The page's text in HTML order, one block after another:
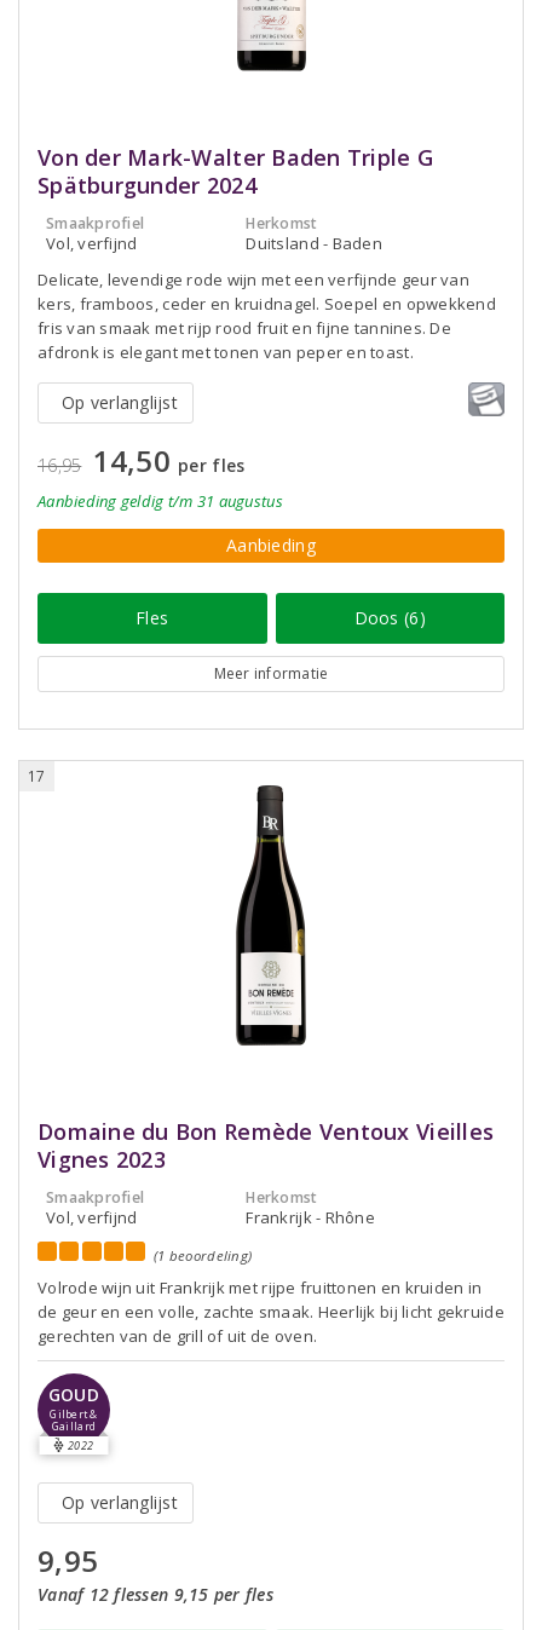
Von der Mark-Walter Baden Triple G
Spätburgunder 2024
Smaakprofiel
Vol, verfijnd
Herkomst
Duitsland - Baden
Delicate, levendige rode wijn met een verfijnde geur van
kers, framboos, ceder en kruidnagel. Soepel en opwekkend
fris van smaak met rijp rood fruit en fijne tannines. De
afdronk is elegant met tonen van peper en toast.
Op verlanglijst
16,95 14,50 per fles
Aanbieding geldig t/m 31 augustus
Aanbieding
Fles Doos (6)
Meer informatie
17
Domaine du Bon Remède Ventoux Vieilles
Vignes 2023
Smaakprofiel
Vol, verfijnd
Herkomst
Frankrijk - Rhône
(1 beoordeling)
Volrode wijn uit Frankrijk met rijpe fruittonen en kruiden in
de geur en een volle, zachte smaak. Heerlijk bij licht gekruide
gerechten van de grill of uit de oven.
GOUD
Gilbert &
Gaillard
2022
Op verlanglijst
9,95
Vanaf 12 flessen 9,15 per fles